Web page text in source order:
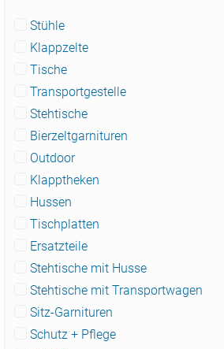
Stühle
Klappzelte
Tische
Transportgestelle
Stehtische
Bierzeltgarnituren
Outdoor
Klapptheken
Hussen
Tischplatten
Ersatzteile
Stehtische mit Husse
Stehtische mit Transportwagen
Sitz-Garnituren
Schutz + Pflege